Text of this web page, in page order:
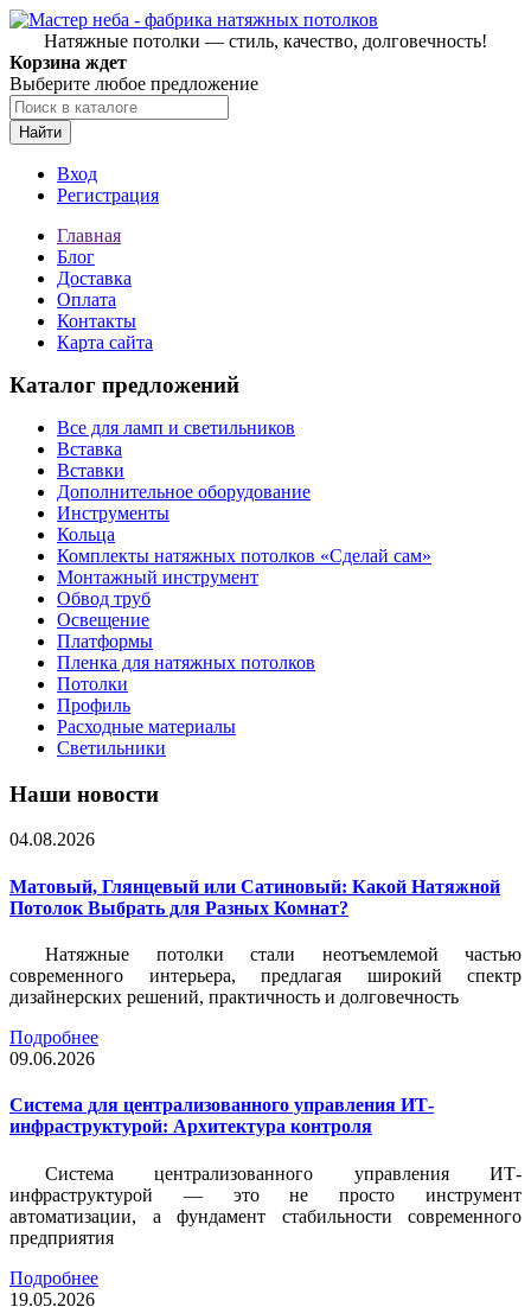
Натяжные потолки — стиль, качество, долговечность!
Корзина ждет
Выберите любое предложение
Найти
Вход
Регистрация
Главная
Блог
Доставка
Оплата
Контакты
Карта сайта
Каталог предложений
Все для ламп и светильников
Вставка
Вставки
Дополнительное оборудование
Инструменты
Кольца
Комплекты натяжных потолков «Сделай сам»
Монтажный инструмент
Обвод труб
Освещение
Платформы
Пленка для натяжных потолков
Потолки
Профиль
Расходные материалы
Светильники
Наши новости
04.08.2026
Матовый, Глянцевый или Сатиновый: Какой Натяжной
Потолок Выбрать для Разных Комнат?
Натяжные потолки стали неотъемлемой частью
современного интерьера, предлагая широкий спектр
дизайнерских решений, практичность и долговечность
Подробнее
09.06.2026
Система для централизованного управления ИТ-
инфраструктурой: Архитектура контроля
Система централизованного управления ИТ-
инфраструктурой — это не просто инструмент
автоматизации, а фундамент стабильности современного
предприятия
Подробнее
19.05.2026